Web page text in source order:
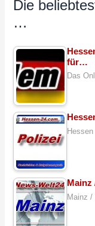
Die
…
für…
Das
Mainz /